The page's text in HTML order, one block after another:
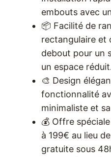
embouts avec
📦 Facilité de
rectangulaire et
debout pour un
un espace
🎨 Design
fonctionnalité
minimaliste et
💰 Offre
à 199€ au lieu
gratuite sous